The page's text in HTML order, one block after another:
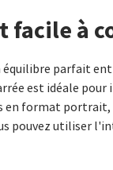
facile à
équilibre parfait
est idéale pour
format portrait,
pouvez utiliser